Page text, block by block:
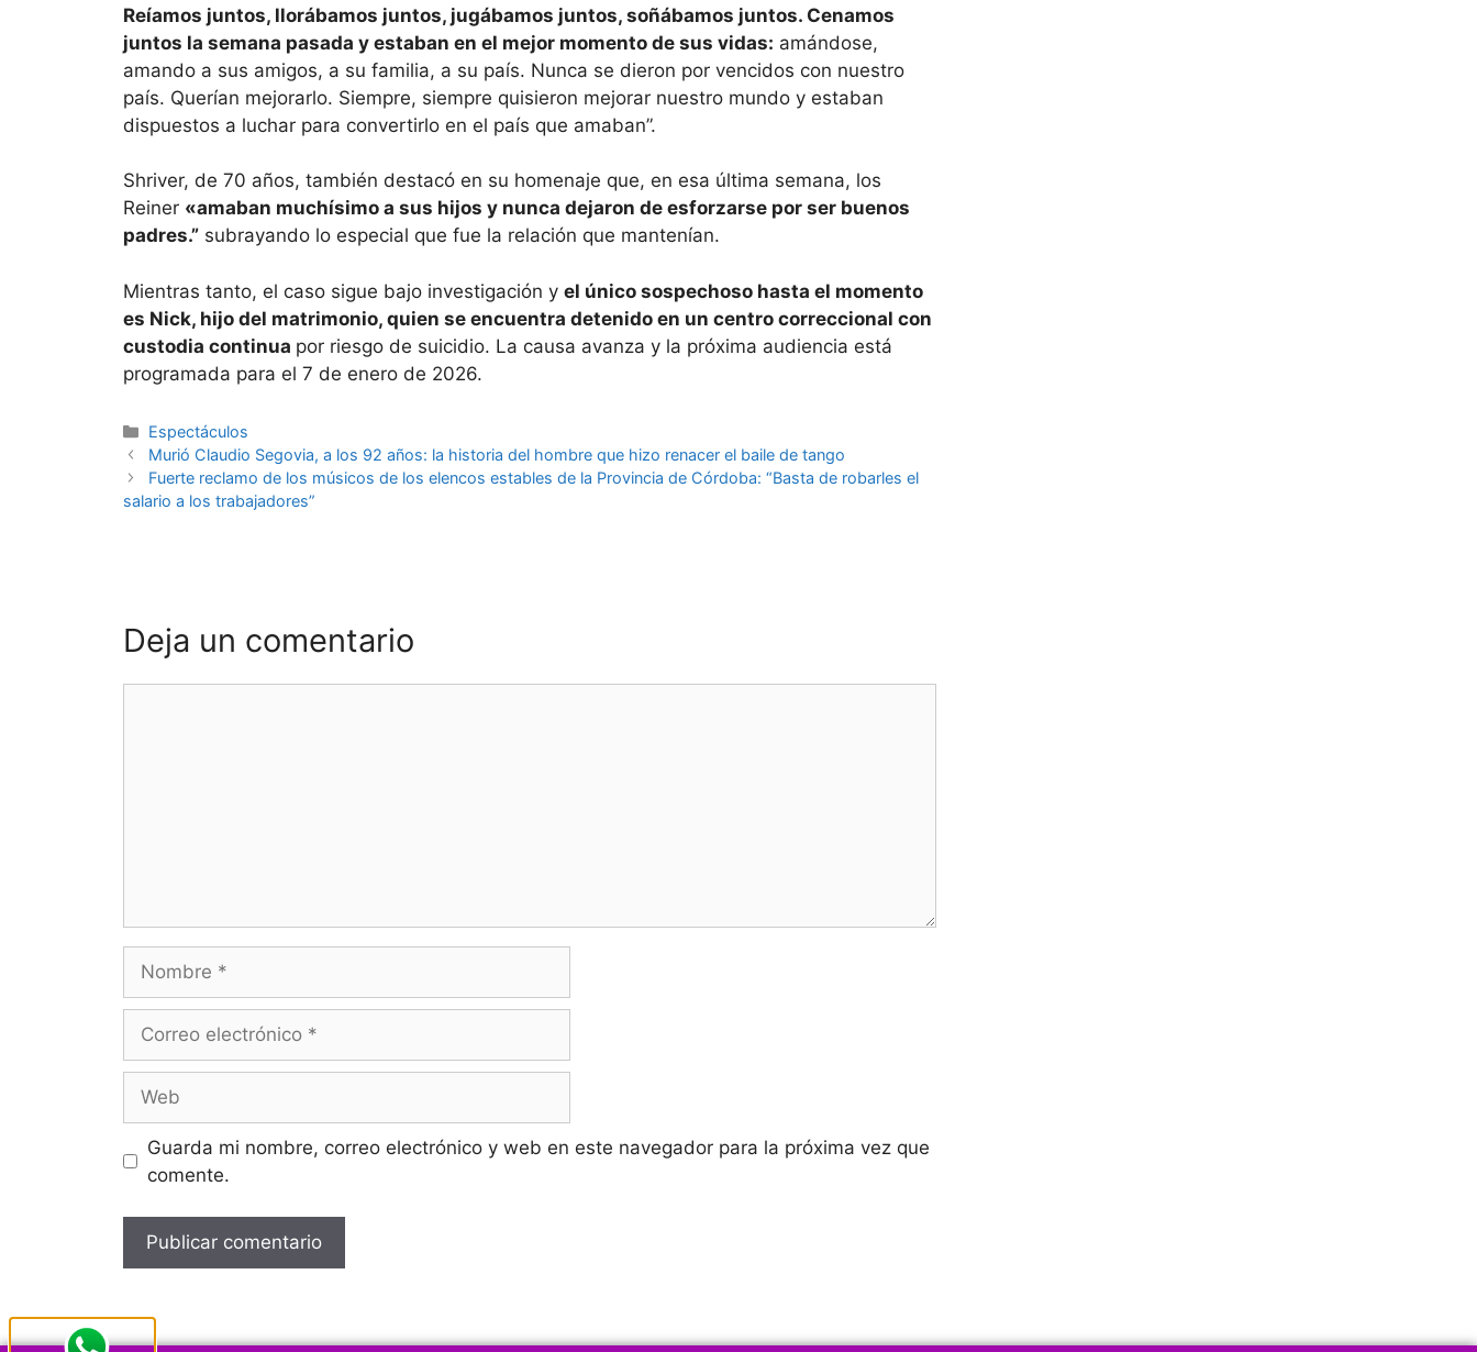
Reíamos juntos, llorábamos juntos, jugábamos juntos, soñábamos juntos. Cenamos
juntos la semana pasada y estaban en el mejor momento de sus vidas: amándose,
amando a sus amigos, a su familia, a su país. Nunca se dieron por vencidos con nuestro
país. Querían mejorarlo. Siempre, siempre quisieron mejorar nuestro mundo y estaban
dispuestos a luchar para convertirlo en el país que amaban”.
Shriver, de 70 años, también destacó en su homenaje que, en esa última semana, los
Reiner «amaban muchísimo a sus hijos y nunca dejaron de esforzarse por ser buenos
padres.” subrayando lo especial que fue la relación que mantenían.
Mientras tanto, el caso sigue bajo investigación y el único sospechoso hasta el momento
es Nick, hijo del matrimonio, quien se encuentra detenido en un centro correccional con
custodia continua por riesgo de suicidio. La causa avanza y la próxima audiencia está
programada para el 7 de enero de 2026.
Espectáculos
Murió Claudio Segovia, a los 92 años: la historia del hombre que hizo renacer el baile de tango
Fuerte reclamo de los músicos de los elencos estables de la Provincia de Córdoba: “Basta de robarles el
salario a los trabajadores”
Deja un comentario
Guarda mi nombre, correo electrónico y web en este navegador para la próxima vez que
comente.